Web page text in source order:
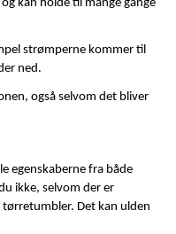
kan holde til mange gange
strømperne kommer til
ned.
også selvom det bliver
egenskaberne fra både
ikke, selvom der er
Det kan ulden